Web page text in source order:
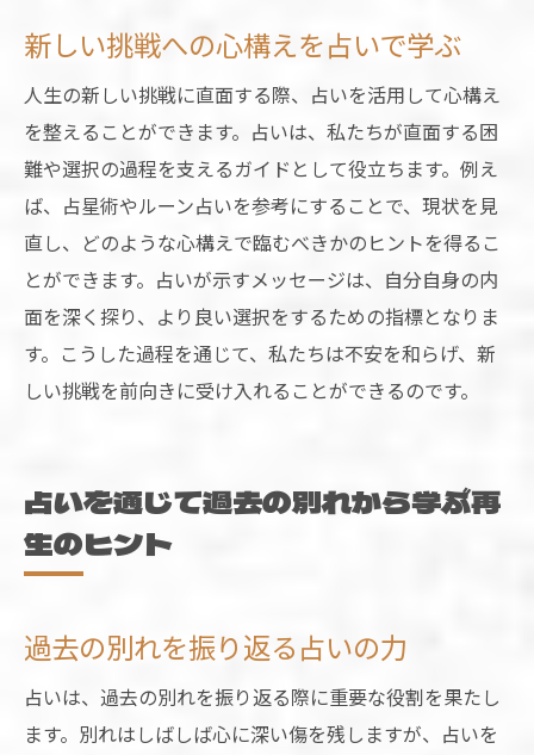
新しい挑戦への心構えを占いで学ぶ
人生の新しい挑戦に直面する際、占いを活用して心構え
を整えることができます。占いは、私たちが直面する困
難や選択の過程を支えるガイドとして役立ちます。例え
ば、占星術やルーン占いを参考にすることで、現状を見
直し、どのような心構えで臨むべきかのヒントを得るこ
とができます。占いが示すメッセージは、自分自身の内
面を深く探り、より良い選択をするための指標となりま
す。こうした過程を通じて、私たちは不安を和らげ、新
しい挑戦を前向きに受け入れることができるのです。
占いを通じて過去の別れから学ぶ再
生のヒント
過去の別れを振り返る占いの力
占いは、過去の別れを振り返る際に重要な役割を果たし
ます。別れはしばしば心に深い傷を残しますが、占いを